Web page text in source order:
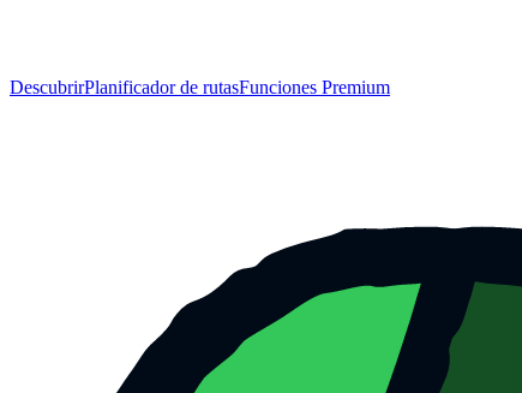
DescubrirPlanificador de rutasFunciones Premium